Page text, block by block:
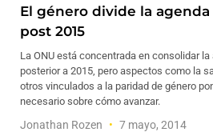
El género divide la
post 2015
La ONU está concentrada en consolidar
posterior a 2015, pero aspectos como la
otros vinculados a la paridad de género
necesario sobre cómo avanzar.
Jonathan Rozen 7 mayo, 2014